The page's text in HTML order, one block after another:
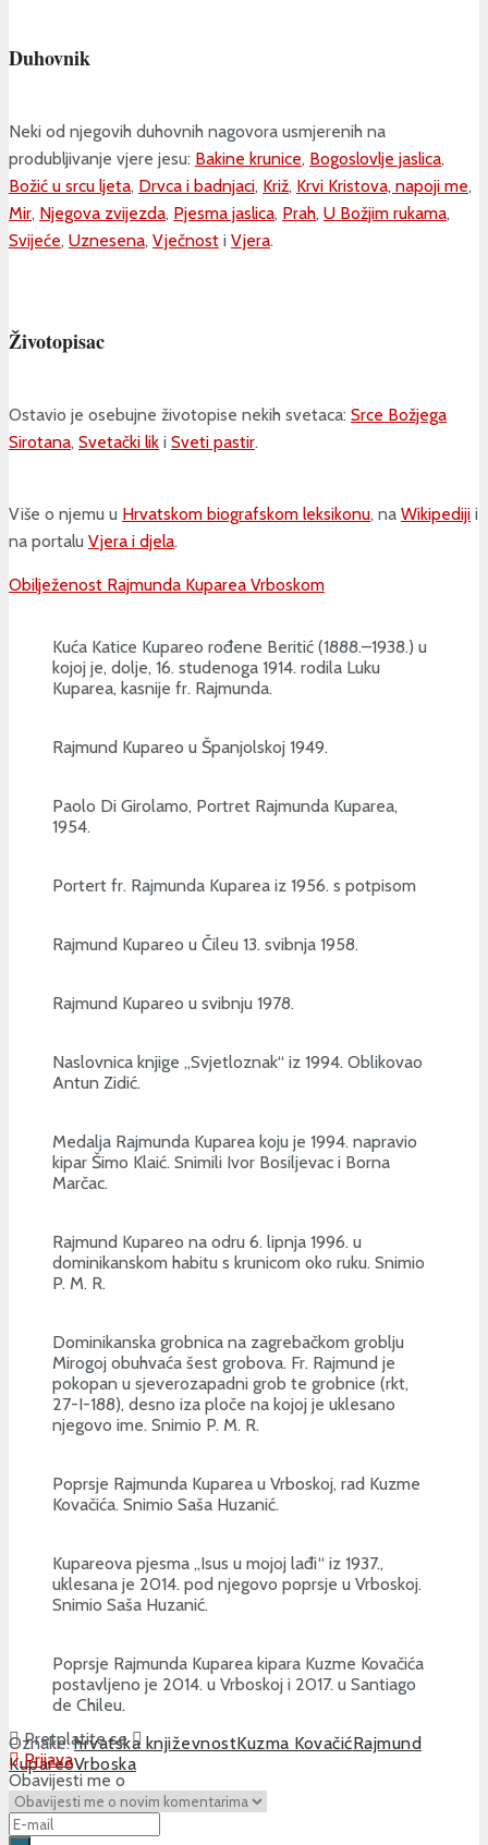
Duhovnik
Neki od njegovih duhovnih nagovora usmjerenih na
produbljivanje vjere jesu: Bakine krunice, Bogoslovlje jaslica,
Božić u srcu ljeta, Drvca i badnjaci, Križ, Krvi Kristova, napoji me,
Mir, Njegova zvijezda, Pjesma jaslica, Prah, U Božjim rukama,
Svijeće, Uznesena, Vječnost i Vjera.
Životopisac
Ostavio je osebujne životopise nekih svetaca: Srce Božjega
Sirotana, Svetački lik i Sveti pastir.
Više o njemu u Hrvatskom biografskom leksikonu, na Wikipediji i
na portalu Vjera i djela.
Obilježenost Rajmunda Kuparea Vrboskom
Kuća Katice Kupareo rođene Beritić (1888.–1938.) u
kojoj je, dolje, 16. studenoga 1914. rodila Luku
Kuparea, kasnije fr. Rajmunda.
Rajmund Kupareo u Španjolskoj 1949.
Paolo Di Girolamo, Portret Rajmunda Kuparea,
1954.
Portert fr. Rajmunda Kuparea iz 1956. s potpisom
Rajmund Kupareo u Čileu 13. svibnja 1958.
Rajmund Kupareo u svibnju 1978.
Naslovnica knjige „Svjetloznak“ iz 1994. Oblikovao
Antun Zidić.
Medalja Rajmunda Kuparea koju je 1994. napravio
kipar Šimo Klaić. Snimili Ivor Bosiljevac i Borna
Marčac.
Rajmund Kupareo na odru 6. lipnja 1996. u
dominikanskom habitu s krunicom oko ruku. Snimio
P. M. R.
Dominikanska grobnica na zagrebačkom groblju
Mirogoj obuhvaća šest grobova. Fr. Rajmund je
pokopan u sjeverozapadni grob te grobnice (rkt,
27-I-188), desno iza ploče na kojoj je uklesano
njegovo ime. Snimio P. M. R.
Poprsje Rajmunda Kuparea u Vrboskoj, rad Kuzme
Kovačića. Snimio Saša Huzanić.
Kupareova pjesma „Isus u mojoj lađi“ iz 1937.,
uklesana je 2014. pod njegovo poprsje u Vrboskoj.
Snimio Saša Huzanić.
Poprsje Rajmunda Kuparea kipara Kuzme Kovačića
postavljeno je 2014. u Vrboskoj i 2017. u Santiago
de Chileu.
Oznake: hrvatska književnostKuzma KovačićRajmund
KupareoVrboska
Pretplatite se
Prijava
Obavijesti me o